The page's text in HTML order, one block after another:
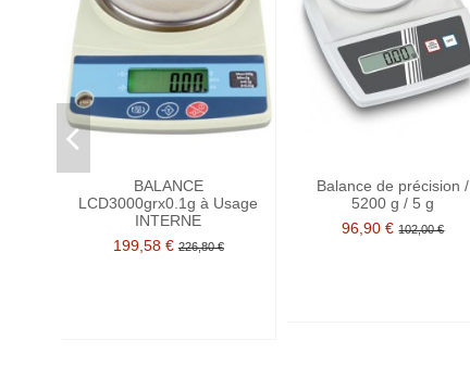
BALANCE
LCD3000grx0.1g à Usage
INTERNE
199,58 € 226,80 €
Balance de précision /
5200 g / 5 g
96,90 € 102,00 €